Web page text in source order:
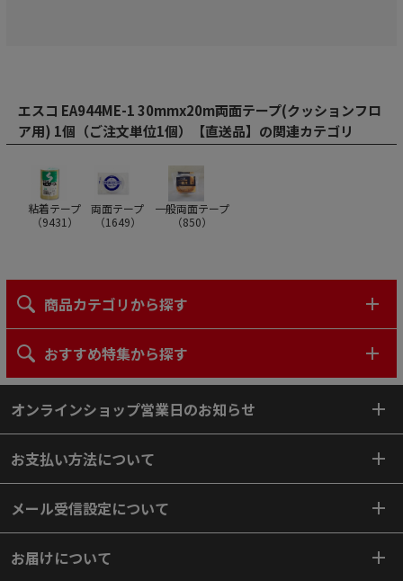
エスコ EA944ME-1 30mmx20m両面テープ(クッションフロ
ア用) 1個（ご注文単位1個）【直送品】の関連カテゴリ
粘着テープ
（9431）
両面テープ
（1649）
一般両面テープ
（850）
商品カテゴリから探す
おすすめ特集から探す
オンラインショップ営業日のお知らせ
お支払い方法について
メール受信設定について
お届けについて